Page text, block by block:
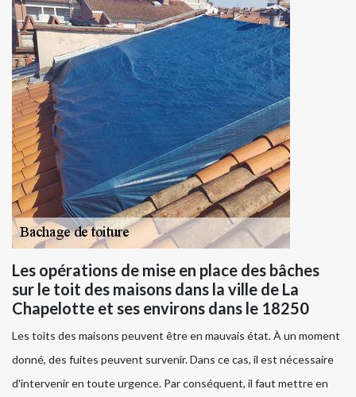
Les opérations de mise en place des bâches
sur le toit des maisons dans la ville de La
Chapelotte et ses environs dans le 18250
Les toits des maisons peuvent être en mauvais état. À un moment
donné, des fuites peuvent survenir. Dans ce cas, il est nécessaire
d'intervenir en toute urgence. Par conséquent, il faut mettre en